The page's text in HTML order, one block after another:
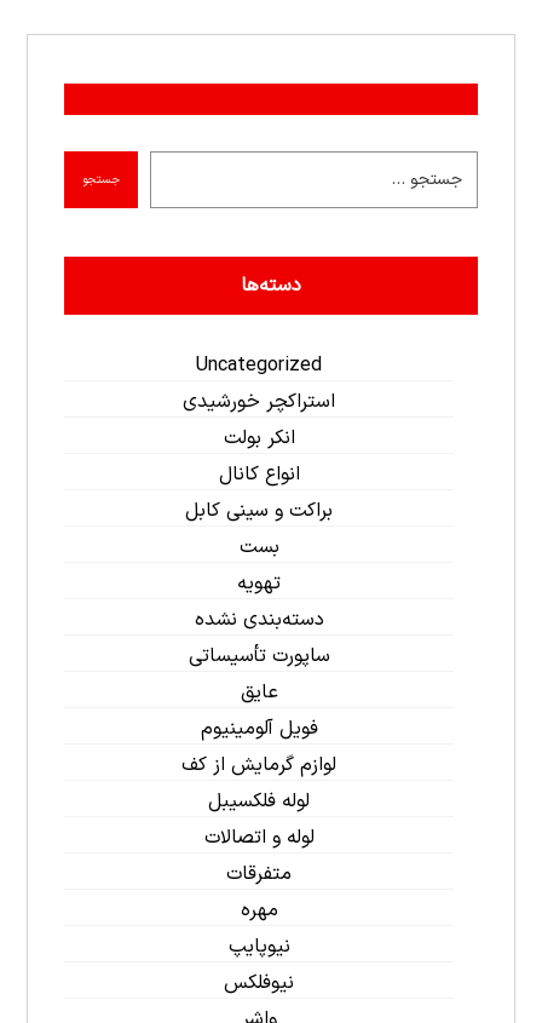
جستجو
دسته‌ها
Uncategorized
استراکچر خورشیدی
انکر بولت
انواع کانال
براکت و سینی کابل
بست
تهویه
دسته‌بندی نشده
ساپورت تأسیساتی
عایق
فویل آلومینیوم
لوازم گرمایش از کف
لوله فلکسیبل
لوله و اتصالات
متفرقات
مهره
نیوپایپ
نیوفلکس